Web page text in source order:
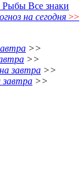
Рыбы Все знаки
на сегодня >>
>>
>>
завтра >>
завтра >>